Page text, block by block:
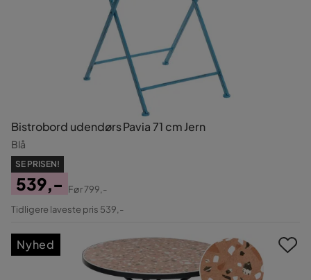
Bistrobord udendørs Pavia 71 cm Jern
Blå
SE PRISEN!
Pris
539,-
Original
Før799,-
Tidligere laveste pris 539,-
Nyhed